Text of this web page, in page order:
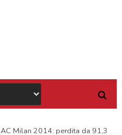
AC Milan 2014: perdita da 91,3